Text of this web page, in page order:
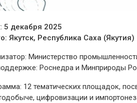
5 декабря 2025
Якутск, Республика Саха (Якутия)
Министерство
Роснедра и Минприроды
12 тематических площадок,
цифровизации и